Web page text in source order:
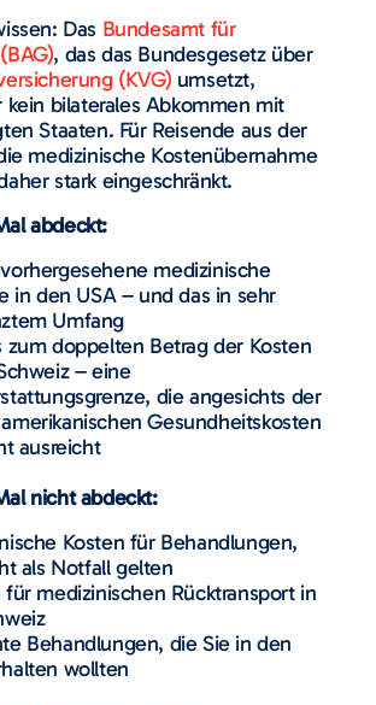
Das Bundesamt für
, das das Bundesgesetz über
(KVG) umsetzt,
bilaterales Abkommen mit
Staaten. Für Reisende aus der
medizinische Kostenübernahme
stark eingeschränkt.
abdeckt:
medizinische
in den USA – und das in sehr
Umfang
zum doppelten Betrag der Kosten
– eine
die angesichts der
Gesundheitskosten
ausreicht
nicht abdeckt:
Kosten für Behandlungen,
als Notfall gelten
für medizinischen Rücktransport in
Behandlungen, die Sie in den
wollten